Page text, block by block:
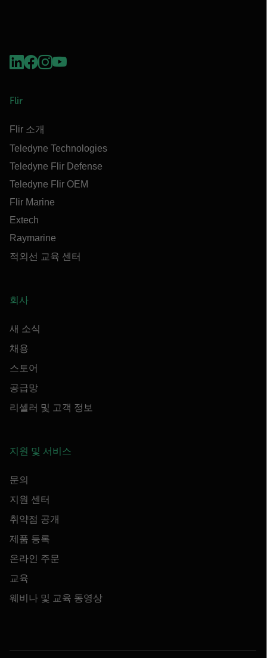
Flir
Flir 소개
Teledyne Technologies
Teledyne Flir Defense
Teledyne Flir OEM
Flir Marine
Extech
Raymarine
적외선 교육 센터
회사
새 소식
채용
스토어
공급망
리셀러 및 고객 정보
지원 및 서비스
문의
지원 센터
취약점 공개
제품 등록
온라인 주문
교육
웨비나 및 교육 동영상